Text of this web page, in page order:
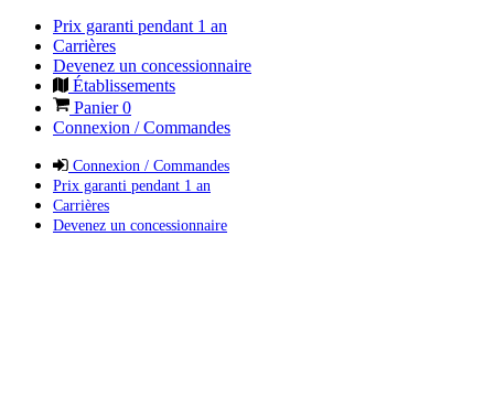
Prix garanti pendant 1 an
Carrières
Devenez un concessionnaire
Établissements
Panier0
Connexion / Commandes
Connexion / Commandes
Prix garanti pendant 1 an
Carrières
Devenez un concessionnaire